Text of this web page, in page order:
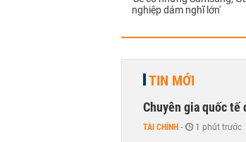
nghiệp dám nghĩ lớn'
TIN MỚI
Chuyên gia quốc
TÀI CHÍNH - 1 phút trước